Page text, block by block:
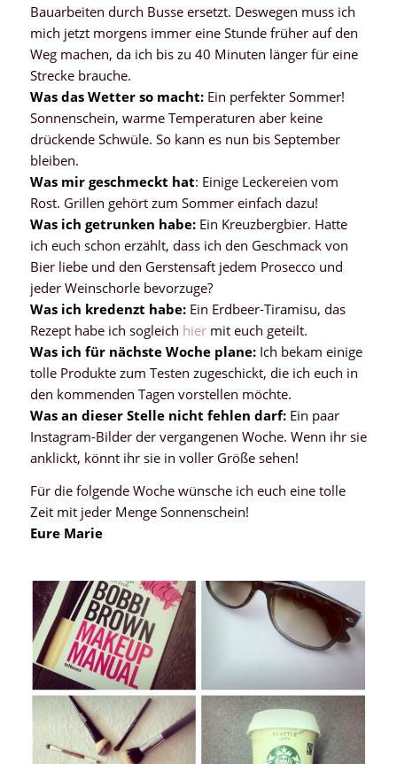
Bauarbeiten durch Busse ersetzt. Deswegen muss ich
mich jetzt morgens immer eine Stunde früher auf den
Weg machen, da ich bis zu 40 Minuten länger für eine
Strecke brauche.
Was das Wetter so macht:Ein perfekter Sommer!
Sonnenschein, warme Temperaturen aber keine
drückende Schwüle. So kann es nun bis September
bleiben.
Was mir geschmeckt hat: Einige Leckereien vom
Rost. Grillen gehört zum Sommer einfach dazu!
Was ich getrunken habe:Ein Kreuzbergbier. Hatte
ich euch schon erzählt, dass ich den Geschmack von
Bier liebe und den Gerstensaft jedem Prosecco und
jeder Weinschorle bevorzuge?
Was ich kredenzt habe:Ein Erdbeer-Tiramisu, das
Rezept habe ich sogleich hiermit euch geteilt.
Was ich für nächste Woche plane:Ich bekam einige
tolle Produkte zum Testen zugeschickt, die ich euch in
den kommenden Tagen vorstellen möchte.
Was an dieser Stelle nicht fehlen darf:Ein paar
Instagram-Bilder der vergangenen Woche. Wenn ihr sie
anklickt, könnt ihr sie in voller Größe sehen!
Für die folgende Woche wünsche ich euch eine tolle
Zeit mit jeder Menge Sonnenschein!
Eure Marie